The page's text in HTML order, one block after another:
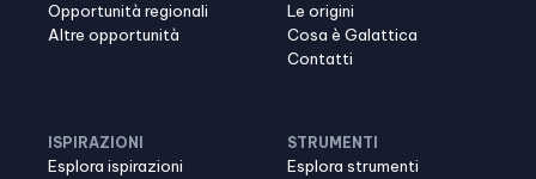
Opportunità regionali
Altre opportunità
Le origini
Cosa è Galattica
Contatti
ISPIRAZIONI
Esplora ispirazioni
STRUMENTI
Esplora strumenti